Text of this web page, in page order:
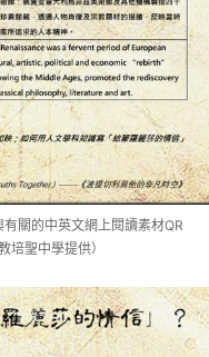
關的中英文網上閱讀素材QR
聖中學提供）